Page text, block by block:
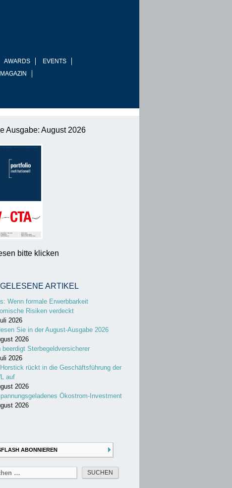
AWARDS
EVENTS
Ausgabe: August 2026
bitte klicken
ARTIKEL
Wenn formale Erwerbbarkeit
Risiken verdeckt
2026
Sie in der August-Ausgabe 2026
2026
beerdigt Sterbegeldversicherer
2026
rückt in die Geschäftsführung der
auf
2026
Ökostrom-Investment
2026
ABONNIEREN